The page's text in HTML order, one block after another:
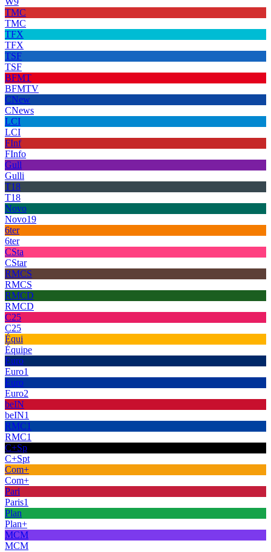
TMC
TMC
TFX
TFX
TSF
TSF
BFMT
BFMTV
CNew
CNews
LCI
LCI
FInf
FInfo
Gull
Gulli
T18
T18
Novo
Novo19
6ter
6ter
CSta
CStar
RMCS
RMCS
RMCD
RMCD
C25
C25
Équi
Équipe
Euro
Euro1
Euro
Euro2
beIN
beIN1
RMC1
RMC1
C+Sp
C+Spt
Com+
Com+
Pari
Paris1
Plan
Plan+
MCM
MCM